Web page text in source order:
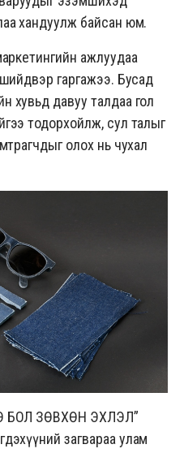
хандуулж байсан юм.
ажлуудаа
шийдвэр гаргажээ. Бусад
хувьд давуу талдаа гол
тодорхойлж, сул талыг
олох нь чухал
БОЛ ЗӨВХӨН ЭХЛЭЛ”
загвараа улам